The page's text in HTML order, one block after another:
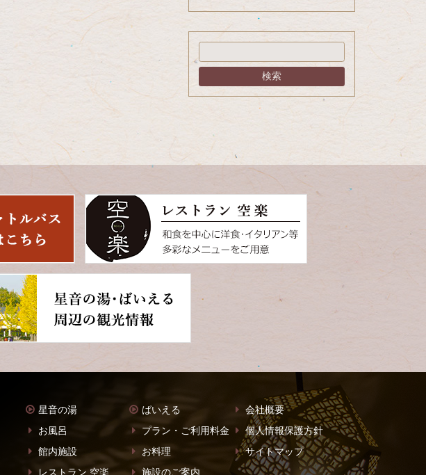
星音の湯
お風呂
館内施設
レストラン 空楽
ばいえる
プラン・ご利用料金
お料理
施設のご案内
会社概要
個人情報保護方針
サイトマップ